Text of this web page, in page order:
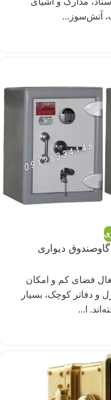
آتش‌سوز...
فضای کم و امکان
و دفاتر کوچک، بسیار
ا...